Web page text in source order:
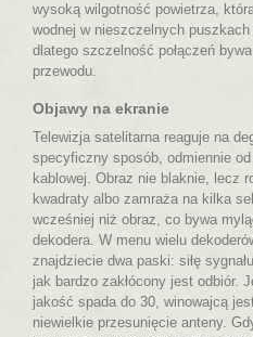
wysoką wilgotność powietrza,
wodnej w nieszczelnych
dlatego szczelność połączeń
przewodu.
Objawy na ekranie
Telewizja satelitarna reaguje na
specyficzny sposób, odmiennie
kablowej. Obraz nie blaknie, lecz
kwadraty albo zamraża na kilka
wcześniej niż obraz, co bywa
dekodera. W menu wielu
znajdziecie dwa paski: siłę
jak bardzo zakłócony jest odbiór.
jakość spada do 30, winowajcą
niewielkie przesunięcie anteny.